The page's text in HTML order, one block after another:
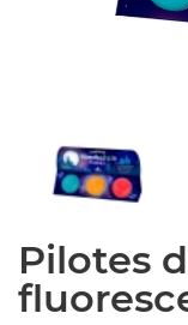
Pilotes